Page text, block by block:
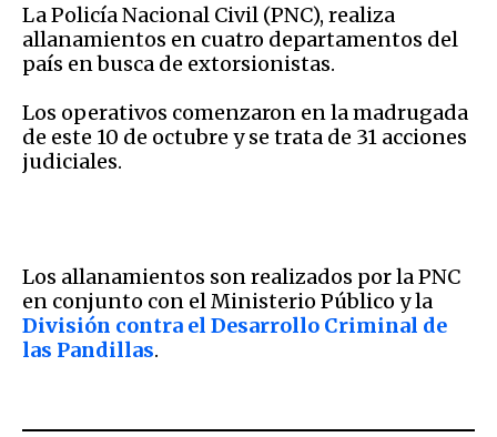
La Policía Nacional Civil (PNC), realiza
allanamientos en cuatro departamentos del
país en busca de extorsionistas.
Los operativos comenzaron en la madrugada
de este 10 de octubre y se trata de 31 acciones
judiciales.
Los allanamientos son realizados por la PNC
en conjunto con el Ministerio Público y la
División contra el Desarrollo Criminal de
las Pandillas.